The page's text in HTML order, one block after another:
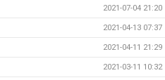
2021-07-04 21:20
2021-04-13 07:37
2021-04-11 21:29
2021-03-11 10:32